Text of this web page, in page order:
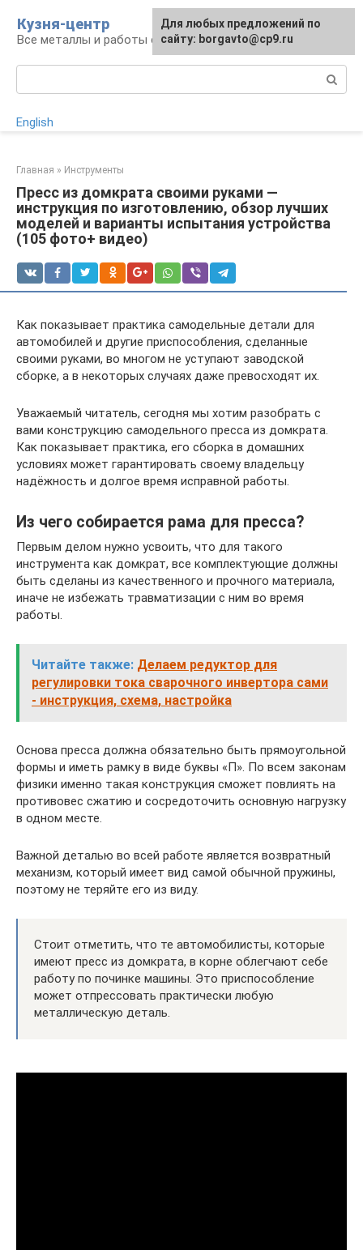
контенту
Кузня-центр
Все металлы и работы с ними
English
Главная » Инструменты
Пресс из домкрата своими руками —
инструкция по изготовлению, обзор лучших
моделей и варианты испытания устройства
(105 фото+ видео)
Как показывает практика самодельные детали для
автомобилей и другие приспособления, сделанные
своими руками, во многом не уступают заводской
сборке, а в некоторых случаях даже превосходят их.
Уважаемый читатель, сегодня мы хотим разобрать с
вами конструкцию самодельного пресса из домкрата.
Как показывает практика, его сборка в домашних
условиях может гарантировать своему владельцу
надёжность и долгое время исправной работы.
Из чего собирается рама для пресса?
Первым делом нужно усвоить, что для такого
инструмента как домкрат, все комплектующие должны
быть сделаны из качественного и прочного материала,
иначе не избежать травматизации с ним во время
работы.
Читайте также: Делаем редуктор для
регулировки тока сварочного инвертора сами
- инструкция, схема, настройка
Основа пресса должна обязательно быть прямоугольной
формы и иметь рамку в виде буквы «П». По всем законам
физики именно такая конструкция сможет повлиять на
противовес сжатию и сосредоточить основную нагрузку
в одном месте.
Важной деталью во всей работе является возвратный
механизм, который имеет вид самой обычной пружины,
поэтому не теряйте его из виду.
Стоит отметить, что те автомобилисты, которые
имеют пресс из домкрата, в корне облегчают себе
работу по починке машины. Это приспособление
может отпрессовать практически любую
металлическую деталь.
Для любых предложений по
сайту: borgavto@cp9.ru